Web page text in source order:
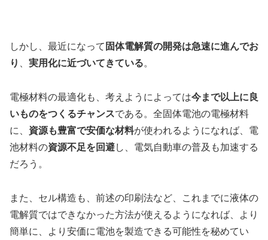
しかし、最近になって 固体電解質の開発は急速に進んでお
り
実用化に近づいてきている。
電極材料の最適化も、考えようによっては今まで以上に良
いものをつくるチャンスである。全固体電池の電極材料
に、 資源も豊富で安価な材料が使われるようになれば、電
池材料の資源不足を回避し、電気自動車の普及も加速する
だろう。
また、セル構造も、前述の印刷法など、これまでに液体の
電解質ではできなかった方法が使えるようになれば、より
簡単に、より安価に電池を製造できる可能性を秘めてい